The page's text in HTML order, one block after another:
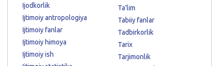
Ijodkorlik
Ijtimoiy antropologiya
Ijtimoiy fanlar
Ijtimoiy himoya
Ijtimoiy ish
Ta'lim
Tabiiy fanlar
Tadbirkorlik
Tarix
Tarjimonlik